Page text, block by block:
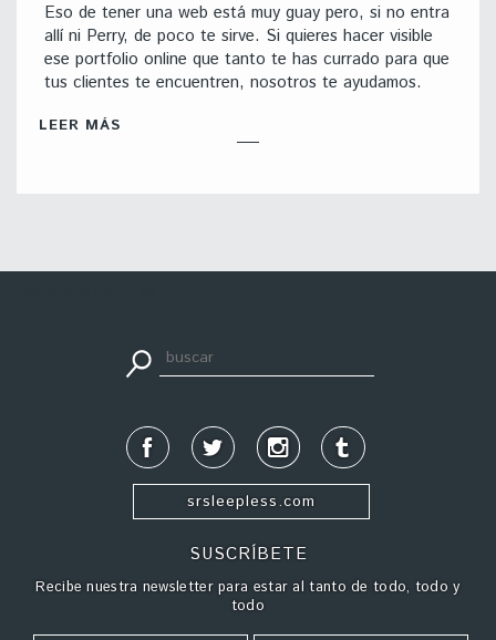
Eso de tener una web está muy guay pero, si no entra
allí ni Perry, de poco te sirve. Si quieres hacer visible
ese portfolio online que tanto te has currado para que
tus clientes te encuentren, nosotros te ayudamos.
LEER MÁS
srsleepless.com
SUSCRÍBETE
Recibe nuestra newsletter para estar al tanto de todo, todo y
todo